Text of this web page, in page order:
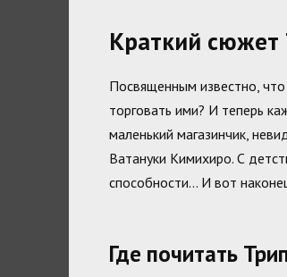
Краткий сюжет
Посвященным известно,
торговать ими? И теперь
маленький магазинчик,
Ватануки Кимихиро. С
способности… И вот
Где почитать